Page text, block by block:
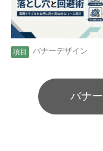
バナーデザイン
バナ